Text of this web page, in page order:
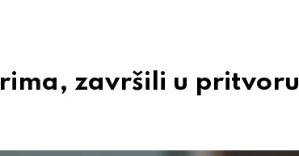
završili u pritvoru